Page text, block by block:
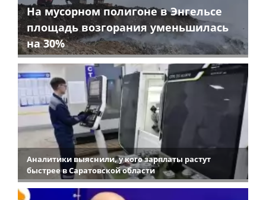
На мусорном полигоне в Энгельсе
площадь возгорания уменьшилась
на 30%
Аналитики выяснили, у кого зарплаты растут
быстрее в Саратовской области